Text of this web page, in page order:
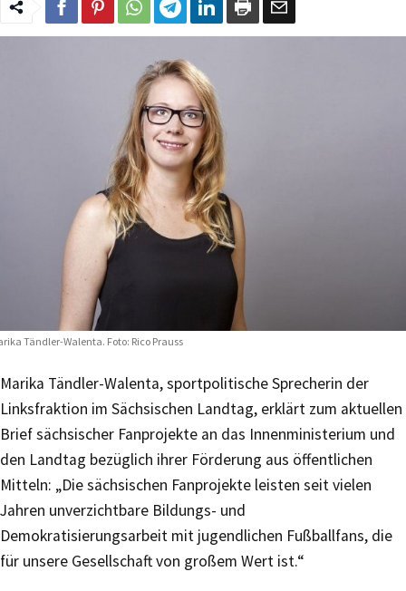
Tändler-Walenta. Foto: Rico Prauss
Marika Tändler-Walenta, sportpolitische Sprecherin der
Linksfraktion im Sächsischen Landtag, erklärt zum aktuellen
Brief sächsischer Fanprojekte an das Innenministerium und
den Landtag bezüglich ihrer Förderung aus öffentlichen
Mitteln: „Die sächsischen Fanprojekte leisten seit vielen
Jahren unverzichtbare Bildungs- und
Demokratisierungsarbeit mit jugendlichen Fußballfans, die
für unsere Gesellschaft von großem Wert ist.“